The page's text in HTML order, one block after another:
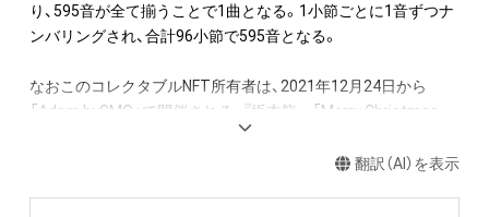
り、595音が全て揃うことで1曲となる。1小節ごとに1音ずつナ
ンバリングされ、合計96小節で595音となる。
なおこのコレクタブルNFT所有者は、2021年12月24日から
「Adam byGMO」で開催される、『坂本龍一「Merry Christmas
Mr. Lawrence」直筆楽譜を入手できる権利NFT』のオークション
への参加が可能。またNFT初回購入者限定の特典として、
翻訳（AI）を表示